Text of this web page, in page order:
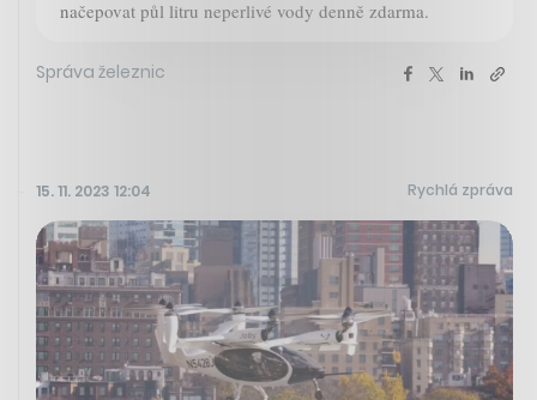
načepovat půl litru neperlivé vody denně zdarma.
Správa železnic
15. 11. 2023 12:04 Rychlá zpráva